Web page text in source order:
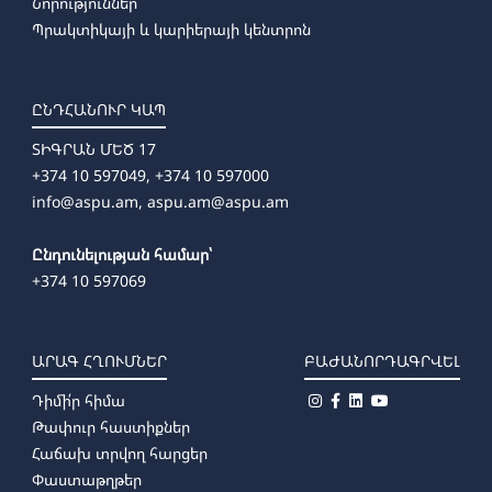
➜Պարարվեստի մանկավարժություն՝ առկա
Պրակտիկայի և կարիերայի կենտրոն
ԸՆԴՀԱՆՈՒՐ ԿԱՊ
ՏԻԳՐԱՆ ՄԵԾ 17
+374 10 597049, +374 10 597000
info@aspu.am, aspu.am@aspu.am
Ընդունելության համար՝
+374 10 597069
ԱՐԱԳ ՀՂՈՒՄՆԵՐ
Դիմի՛ր հիմա
Թափուր հաստիքներ
Հաճախ տրվող հարցեր
Փաստաթղթեր
ԲԱԺԱՆՈՐԴԱԳՐՎԵԼ